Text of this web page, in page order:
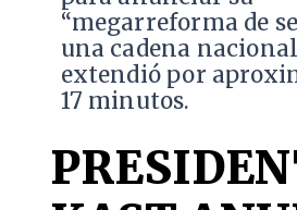
“megarreforma de
una cadena
extendió por
17 minutos.